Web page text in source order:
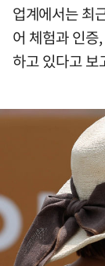
업계에서는 최
어 체험과 인증
하고 있다고 보